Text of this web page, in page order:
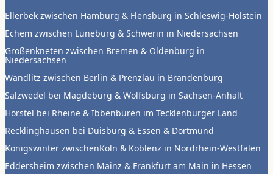
Ellerbek zwischen Hamburg & Flensburg in Schleswig-Holstein
Echem zwischen Lüneburg & Schwerin in Niedersachsen
Großenkneten zwischen Bremen & Oldenburg in
Niedersachsen
Wandlitz zwischen Berlin & Prenzlau in Brandenburg
Salzwedel bei Magdeburg & Wolfsburg in Sachsen-Anhalt
Hörstel bei Rheine & Ibbenbüren im Tecklenburger Land
Recklinghausen bei Duisburg & Essen & Dortmund
Königswinter zwischenKöln & Koblenz in Nordrhein-Westfalen
Eddersheim zwischen Mainz & Frankfurt am Main in Hessen